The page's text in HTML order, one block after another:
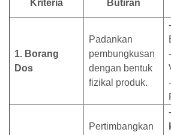
Kriteria Butiran
1. Borang
Dos
Padankan
pembungkusan
dengan bentuk
fizikal produk.
-
-
-
Pertimbangkan
-